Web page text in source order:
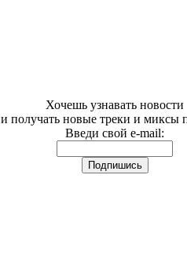
Хочешь узнавать новости
и получать новые треки и миксы
Введи свой e-mail: